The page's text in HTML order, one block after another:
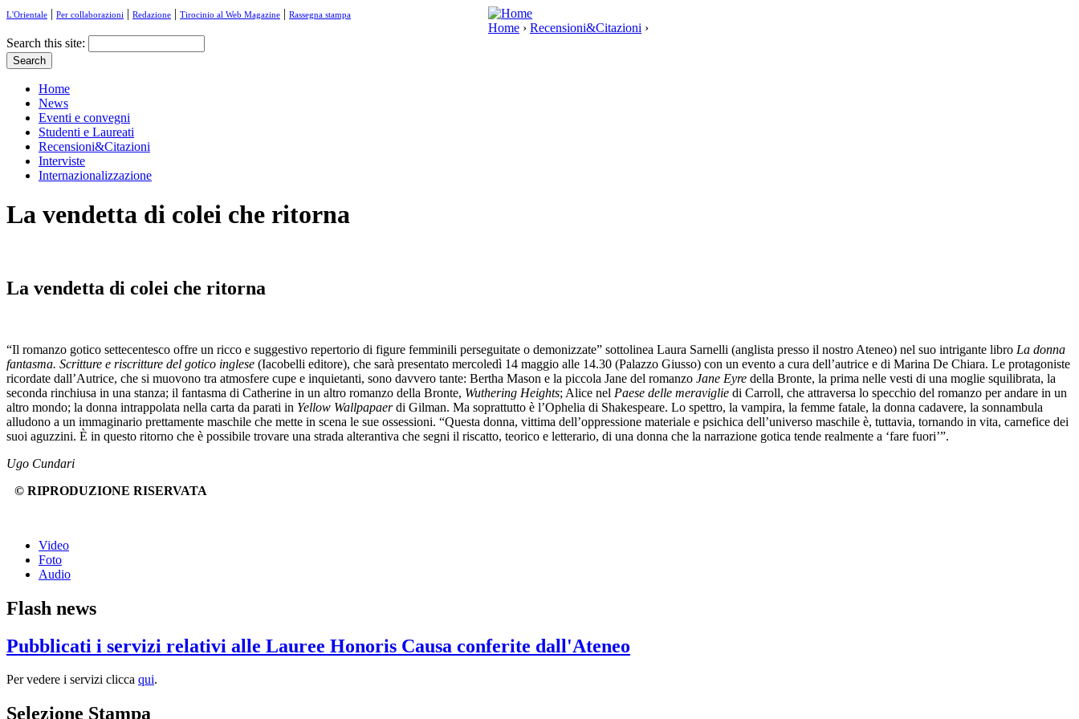
L'Orientale | Per collaborazioni | Redazione | Tirocinio al Web Magazine | Rassegna stampa
Home › Recensioni&Citazioni ›
Search this site:
Home
News
Eventi e convegni
Studenti e Laureati
Recensioni&Citazioni
Interviste
Internazionalizzazione
La vendetta di colei che ritorna
La vendetta di colei che ritorna
“Il romanzo gotico settecentesco offre un ricco e suggestivo repertorio di figure femminili perseguitate o demonizzate” sottolinea Laura Sarnelli (anglista presso il nostro Ateneo) nel suo intrigante libro La donna
fantasma. Scritture e riscritture del gotico inglese (Iacobelli editore), che sarà presentato mercoledì 14 maggio alle 14.30 (Palazzo Giusso) con un evento a cura dell’autrice e di Marina De Chiara. Le protagoniste
ricordate dall’Autrice, che si muovono tra atmosfere cupe e inquietanti, sono davvero tante: Bertha Mason e la piccola Jane del romanzo Jane Eyre della Bronte, la prima nelle vesti di una moglie squilibrata, la
seconda rinchiusa in una stanza; il fantasma di Catherine in un altro romanzo della Bronte, Wuthering Heights; Alice nel Paese delle meraviglie di Carroll, che attraversa lo specchio del romanzo per andare in un
altro mondo; la donna intrappolata nella carta da parati in Yellow Wallpapaerdi Gilman. Ma soprattutto è l’Ophelia di Shakespeare. Lo spettro, la vampira, la femme fatale, la donna cadavere, la sonnambula
alludono a un immaginario prettamente maschile che mette in scena le sue ossessioni. “Questa donna, vittima dell’oppressione materiale e psichica dell’universo maschile è, tuttavia, tornando in vita, carnefice dei
suoi aguzzini. È in questo ritorno che è possibile trovare una strada alterantiva che segni il riscatto, teorico e letterario, di una donna che la narrazione gotica tende realmente a ‘fare fuori’”.
Ugo Cundari
© RIPRODUZIONE RISERVATA
Video
Foto
Audio
Flash news
Pubblicati i servizi relativi alle Lauree Honoris Causa conferite dall'Ateneo
Per vedere i servizi clicca qui.
Selezione Stampa